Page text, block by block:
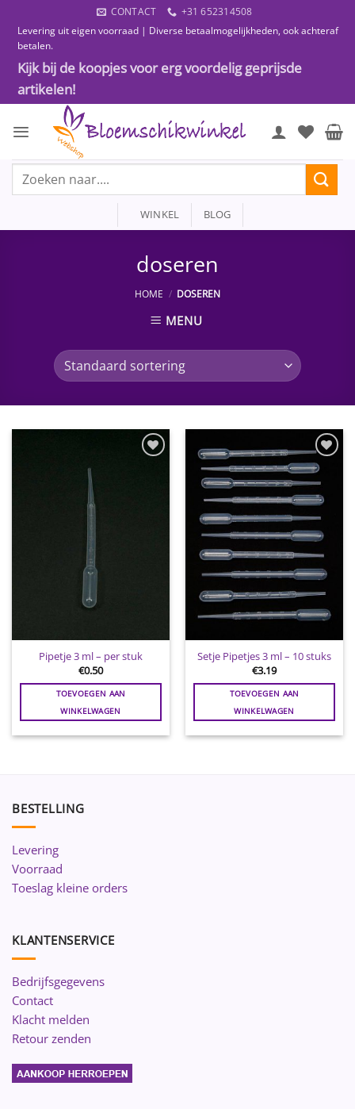
naar
inhoud
CONTACT
+31 652314508
Levering uit eigen voorraad | Diverse betaalmogelijkheden, ook achteraf
betalen.
Kijk bij de koopjes voor erg voordelig geprijsde
artikelen!
Zoeken
WINKEL BLOG
doseren
HOME / DOSEREN
MENU
Pipetje 3 ml – per stuk
€0.50
TOEVOEGEN AAN
WINKELWAGEN
Toevoegen
wenslijst
Setje Pipetjes 3 ml – 10 stuks
€3.19
TOEVOEGEN AAN
WINKELWAGEN
BESTELLING
Levering
Voorraad
Toeslag kleine orders
KLANTENSERVICE
Bedrijfsgegevens
Contact
Klacht melden
Retour zenden